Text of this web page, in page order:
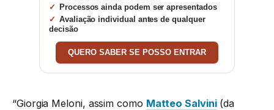
Processos ainda podem ser apresentados
Avaliação individual antes de qualquer
decisão
QUERO SABER SE POSSO ENTRAR
“Giorgia Meloni, assim como Matteo Salvini(da